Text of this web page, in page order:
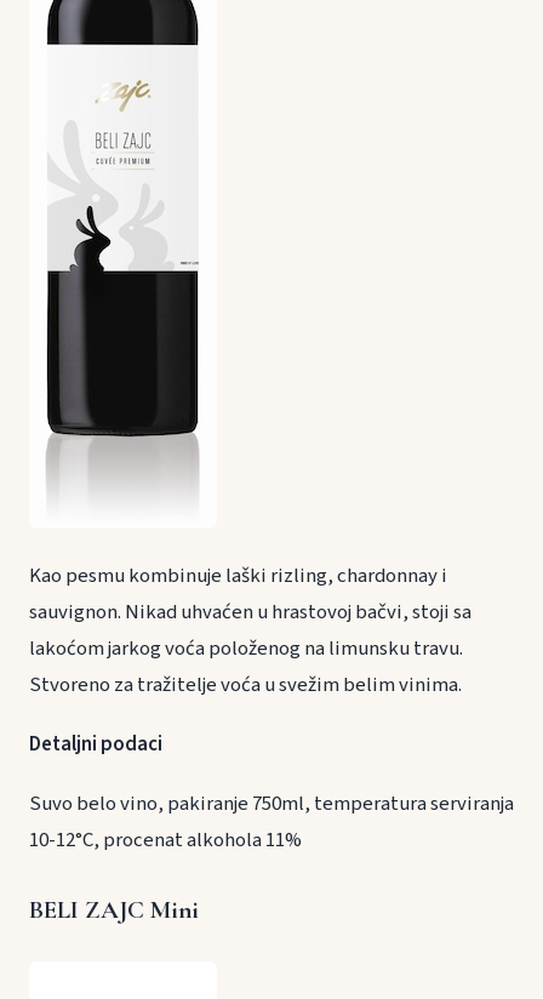
Kao pesmu kombinuje laški rizling, chardonnay i
sauvignon. Nikad uhvaćen u hrastovoj bačvi, stoji sa
lakoćom jarkog voća položenog na limunsku travu.
Stvoreno za tražitelje voća u svežim belim vinima.
Detaljni podaci
Suvo belo vino, pakiranje 750ml, temperatura serviranja
10-12°C, procenat alkohola 11%
BELI ZAJC Mini